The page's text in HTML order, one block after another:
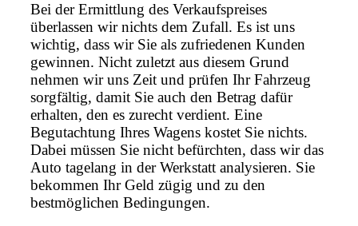
Bei der Ermittlung des Verkaufspreises
überlassen wir nichts dem Zufall. Es ist uns
wichtig, dass wir Sie als zufriedenen Kunden
gewinnen. Nicht zuletzt aus diesem Grund
nehmen wir uns Zeit und prüfen Ihr Fahrzeug
sorgfältig, damit Sie auch den Betrag dafür
erhalten, den es zurecht verdient. Eine
Begutachtung Ihres Wagens kostet Sie nichts.
Dabei müssen Sie nicht befürchten, dass wir das
Auto tagelang in der Werkstatt analysieren. Sie
bekommen Ihr Geld zügig und zu den
bestmöglichen Bedingungen.